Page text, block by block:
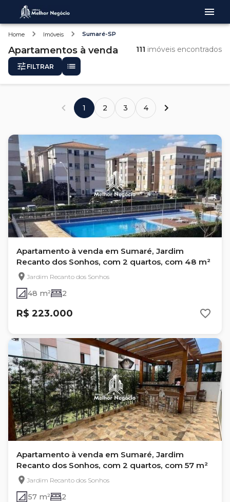
Home Imóveis Sumaré-SP
Apartamentos à venda 111 imóveis encontrados
FILTRAR
1 2 3 4
Apartamento à venda em Sumaré, Jardim
Recanto dos Sonhos, com 2 quartos, com 48 m²
Jardim Recanto dos Sonhos
48 m² 2
R$ 223.000
Apartamento à venda em Sumaré, Jardim
Recanto dos Sonhos, com 2 quartos, com 57 m²
Jardim Recanto dos Sonhos
57 m² 2